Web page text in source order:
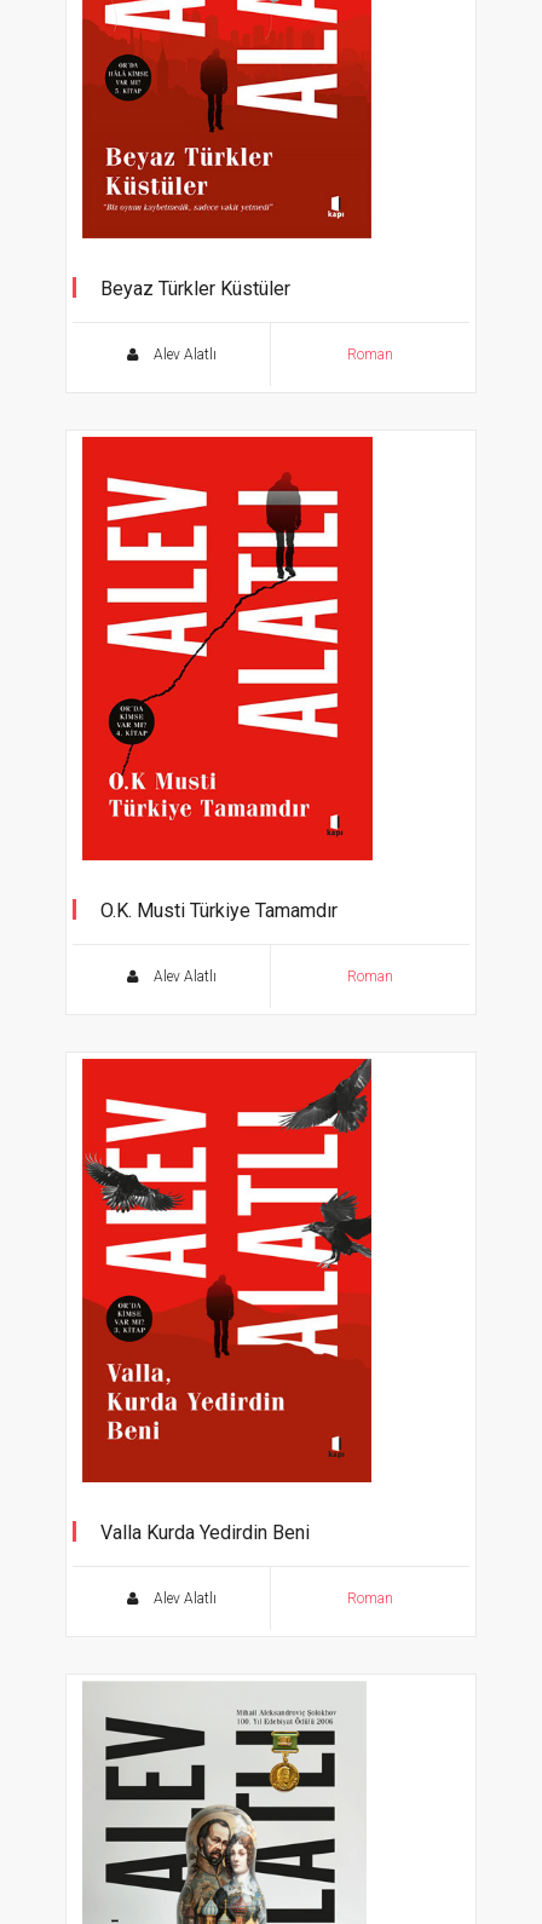
Beyaz Türkler Küstüler
Alev Alatlı Roman
O.K. Musti Türkiye Tamamdır
Alev Alatlı Roman
Valla Kurda Yedirdin Beni
Alev Alatlı Roman